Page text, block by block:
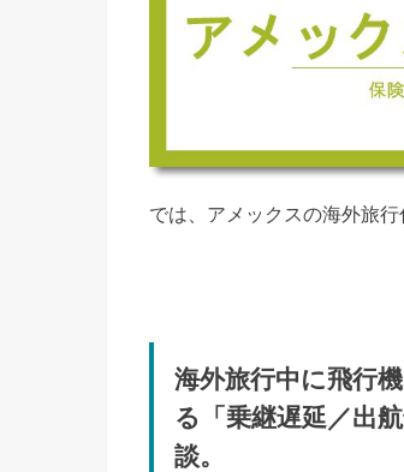
では、アメックスの海外旅行
海外旅行中に飛行
る「乗継遅延／出
談。